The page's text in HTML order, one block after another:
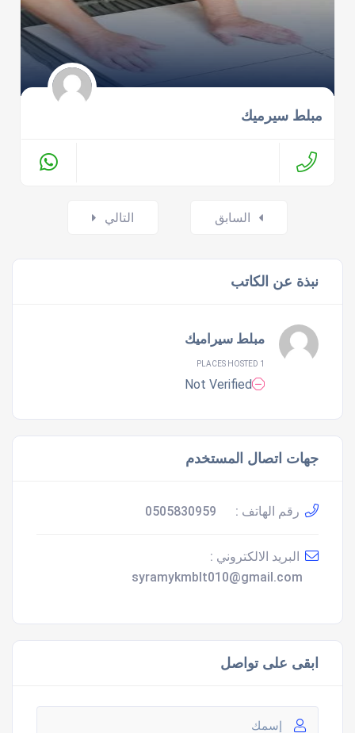
مبلط سيرميك
السابق التالي
نبذة عن الكاتب
مبلط سيراميك
1 PLACES HOSTED
Not Verified
جهات اتصال المستخدم
رقم الهاتف : 0505830959
البريد الالكتروني :
syramykmblt010@gmail.com
ابقى على تواصل